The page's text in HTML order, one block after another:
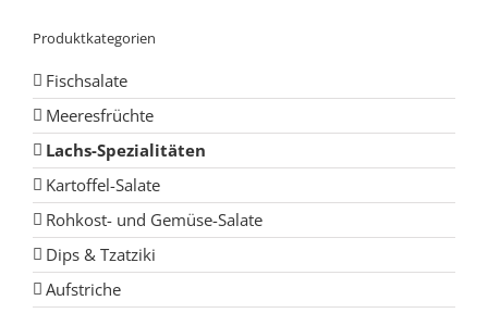
Produktkategorien
Fischsalate
Meeresfrüchte
Lachs-Spezialitäten
Kartoffel-Salate
Rohkost- und Gemüse-Salate
Dips & Tzatziki
Aufstriche